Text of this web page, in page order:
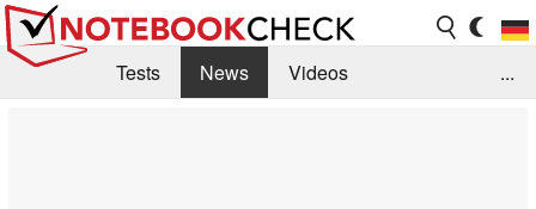
Tests News
Videos
...